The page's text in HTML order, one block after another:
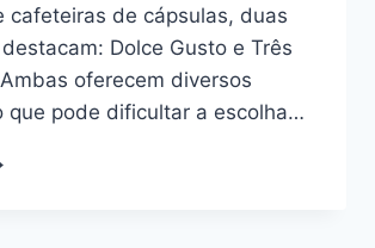
cafeteiras de cápsulas, duas
Dolce Gusto e Três
oferecem diversos
que pode dificultar a escolha…